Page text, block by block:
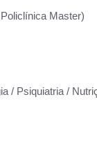
Master)
/ Psiquiatria /